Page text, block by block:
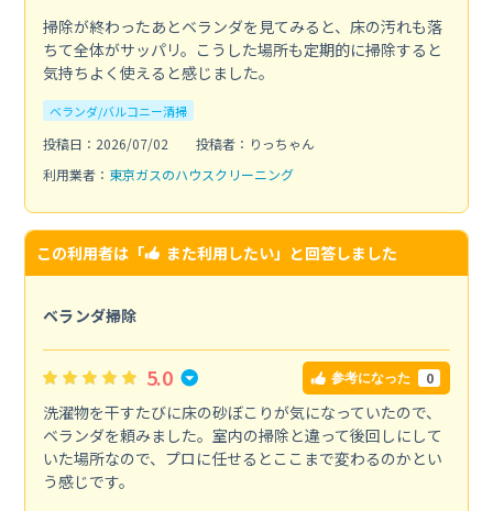
掃除が終わったあとベランダを見てみると、床の汚れも落
ちて全体がサッパリ。こうした場所も定期的に掃除すると
気持ちよく使えると感じました。
ベランダ/バルコニー清掃
投稿日：2026/07/02
投稿者：りっちゃん
利用業者： 東京ガスのハウスクリーニング
この利用者は「 また利用したい」と回答しました
ベランダ掃除
5.0 参考になった 0
洗濯物を干すたびに床の砂ぼこりが気になっていたので、
ベランダを頼みました。室内の掃除と違って後回しにして
いた場所なので、プロに任せるとここまで変わるのかとい
う感じです。